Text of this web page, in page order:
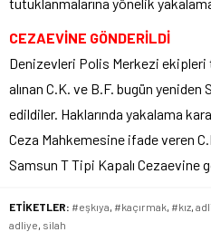
CEZAEVİNE GÖNDERİLDİ
Denizevleri Polis Merkezi ekipleri
alınan C.K. ve B.F. bugün
edildiler. Haklarında yakalama
Ceza Mahkemesine ifade veren
Samsun T Tipi Kapalı Cezaevine
ETİKETLER: #eşkıya, #kaçırmak, #kız,
adliye, silah